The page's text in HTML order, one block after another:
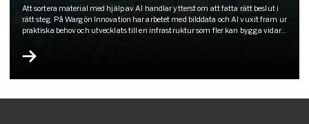
Att sortera material med hjälp av AI handlar ytterst om att fatta rätt beslut i
rätt steg. På Wargön Innovation har arbetet med bilddata och AI vuxit fram ur
praktiska behov och utvecklats till en infrastruktur som fler kan bygga vidare